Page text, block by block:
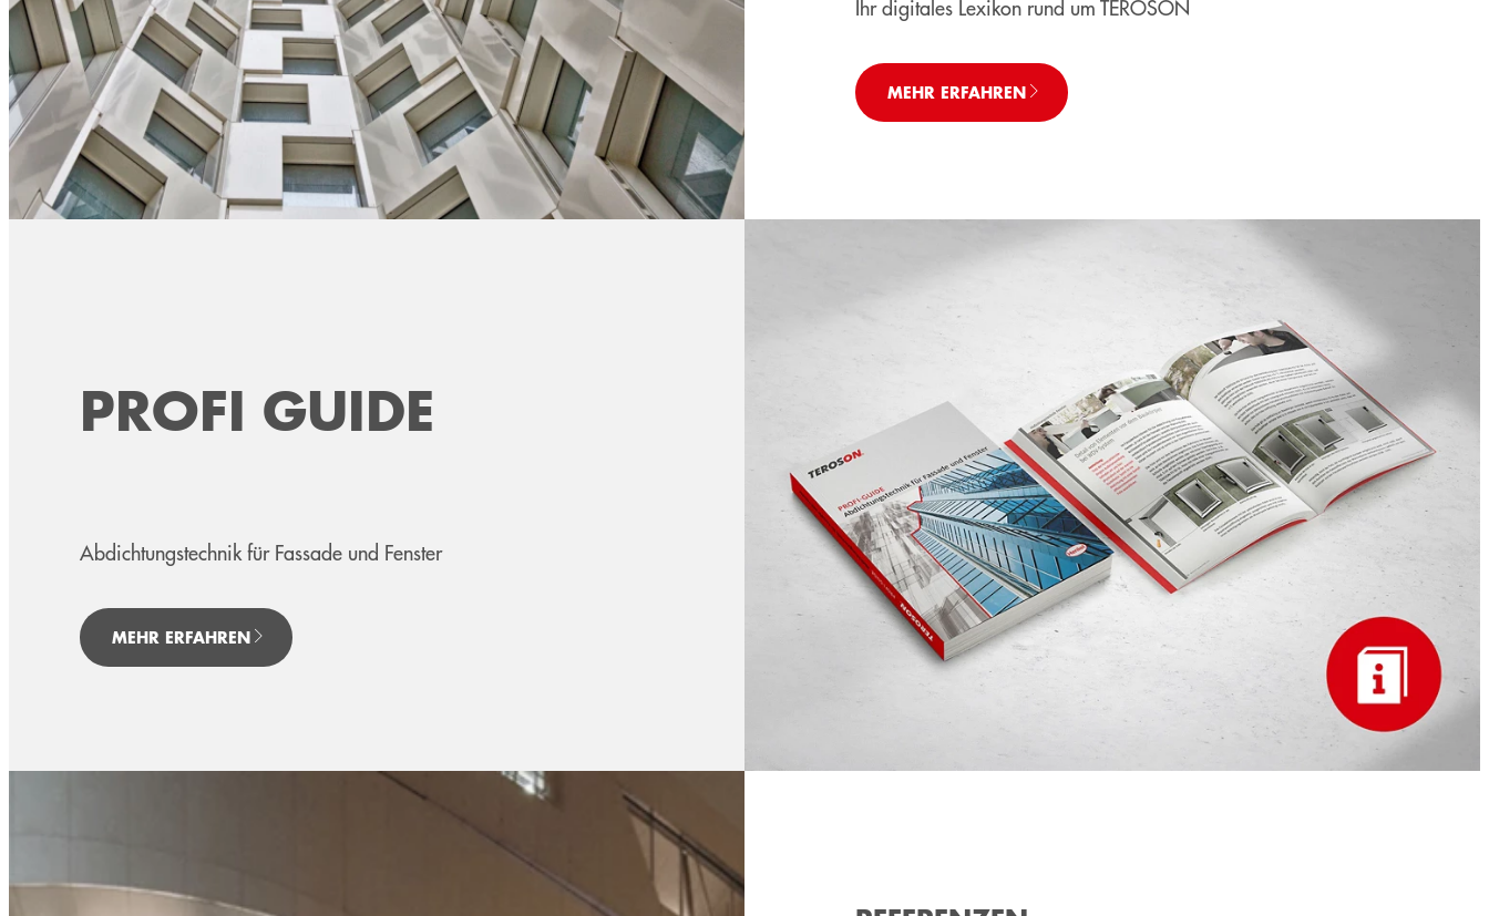
Ihr digitales Lexikon rund um TEROSON
MEHR ERFAHREN
PROFI GUIDE
Abdichtungstechnik für Fassade und Fenster
MEHR ERFAHREN